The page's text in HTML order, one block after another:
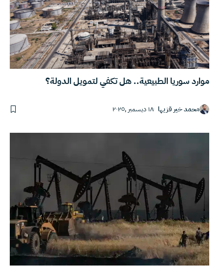
موارد سوريا الطبيعية.. هل تكفي لتمويل الدولة؟
محمد خير قزيها ١٨ ديسمبر ,٢٠٢٥